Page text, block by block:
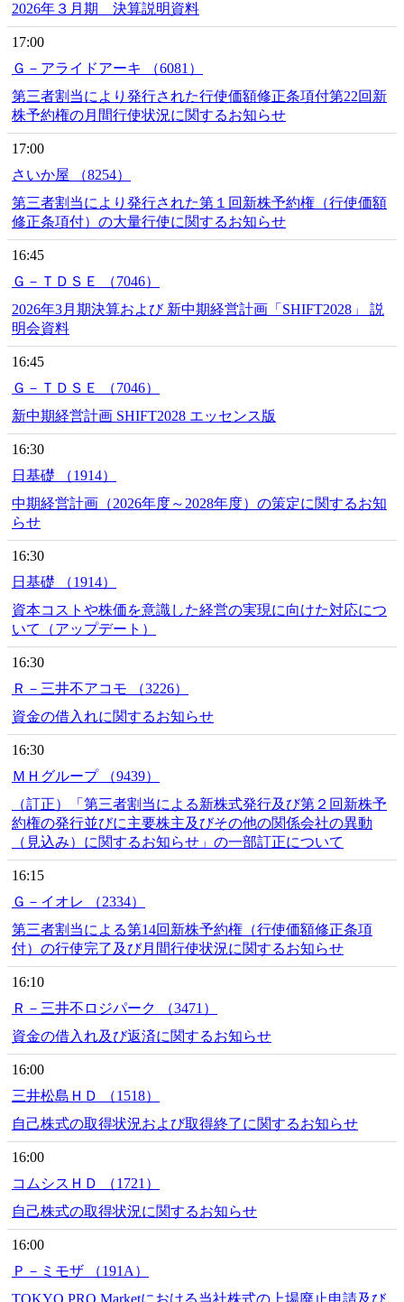
2026年３月期 決算説明資料
17:00
Ｇ－アライドアーキ （6081）
第三者割当により発行された行使価額修正条項付第22回新
株予約権の月間行使状況に関するお知らせ
17:00
さいか屋 （8254）
第三者割当により発行された第１回新株予約権（行使価額
修正条項付）の大量行使に関するお知らせ
16:45
Ｇ－ＴＤＳＥ （7046）
2026年3月期決算および 新中期経営計画「SHIFT2028」 説
明会資料
16:45
Ｇ－ＴＤＳＥ （7046）
新中期経営計画 SHIFT2028 エッセンス版
16:30
日基礎 （1914）
中期経営計画（2026年度～2028年度）の策定に関するお知
らせ
16:30
日基礎 （1914）
資本コストや株価を意識した経営の実現に向けた対応につ
いて（アップデート）
16:30
Ｒ－三井不アコモ （3226）
資金の借入れに関するお知らせ
16:30
ＭＨグループ （9439）
（訂正）「第三者割当による新株式発行及び第２回新株予
約権の発行並びに主要株主及びその他の関係会社の異動
（見込み）に関するお知らせ」の一部訂正について
16:15
Ｇ－イオレ （2334）
第三者割当による第14回新株予約権（行使価額修正条項
付）の行使完了及び月間行使状況に関するお知らせ
16:10
Ｒ－三井不ロジパーク （3471）
資金の借入れ及び返済に関するお知らせ
16:00
三井松島ＨＤ （1518）
自己株式の取得状況および取得終了に関するお知らせ
16:00
コムシスＨＤ （1721）
自己株式の取得状況に関するお知らせ
16:00
Ｐ－ミモザ （191A）